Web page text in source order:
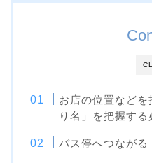
お店の位置などを
り名」を把握する
バス停へつながる